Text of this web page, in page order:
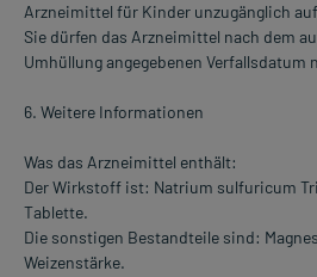
Arzneimittel für Kinder unzugänglich
Sie dürfen das Arzneimittel nach dem
Umhüllung angegebenen Verfallsdatum
6. Weitere Informationen
Was das Arzneimittel enthält:
Der Wirkstoff ist: Natrium sulfuricum
Tablette.
Die sonstigen Bestandteile sind:
Weizenstärke.